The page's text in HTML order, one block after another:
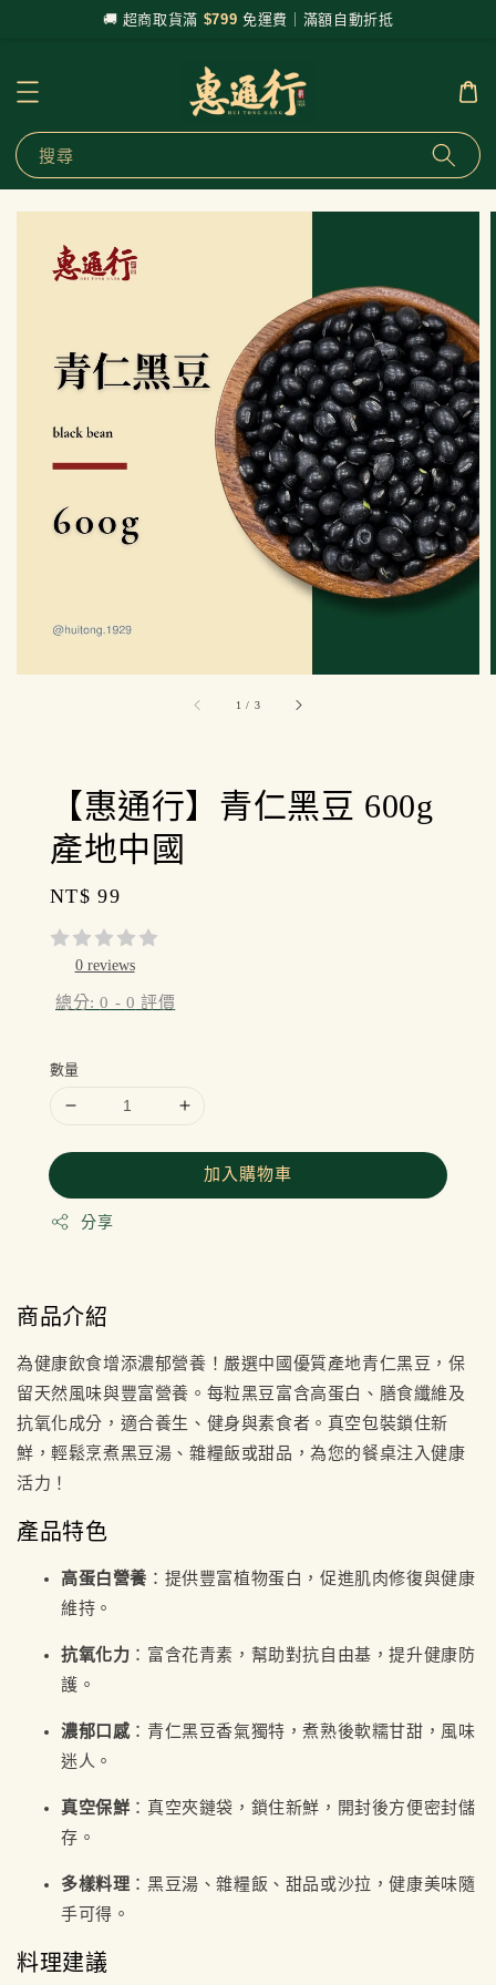
🚚 超商取貨滿 $799 免運費｜滿額自動折抵
搜尋
1 / 3
【惠通行】青仁黑豆 600g
產地中國
Regular
price
NT$ 99
0 reviews
總分:0 - 0 評價
數量
加入購物車
分享
商品介紹
為健康飲食增添濃郁營養！嚴選中國優質產地青仁黑豆，保
留天然風味與豐富營養。每粒黑豆富含高蛋白、膳食纖維及
抗氧化成分，適合養生、健身與素食者。真空包裝鎖住新
鮮，輕鬆烹煮黑豆湯、雜糧飯或甜品，為您的餐桌注入健康
活力！
產品特色
高蛋白營養 ：提供豐富植物蛋白，促進肌肉修復與健康
維持。
抗氧化力 ：富含花青素，幫助對抗自由基，提升健康防
護。
濃郁口感：青仁黑豆香氣獨特，煮熟後軟糯甘甜，風味
迷人。
真空保鮮 ：真空夾鏈袋，鎖住新鮮，開封後方便密封儲
存。
多樣料理 ：黑豆湯、雜糧飯、甜品或沙拉，健康美味隨
手可得。
料理建議